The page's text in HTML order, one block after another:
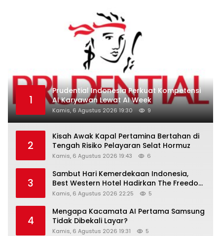
1
Prudential Indonesia Perkuat Kompetensi
AI Karyawan Lewat AI Week
Kamis, 6 Agustus 2026 19:30 9
2
Kisah Awak Kapal Pertamina Bertahan di
Tengah Risiko Pelayaran Selat Hormuz
Kamis, 6 Agustus 2026 19:43 6
3
Sambut Hari Kemerdekaan Indonesia,
Best Western Hotel Hadirkan The Freedom
Stay Diskon Hingga 45%
Kamis, 6 Agustus 2026 22:25 5
4
Mengapa Kacamata AI Pertama Samsung
Tidak Dibekali Layar?
Kamis, 6 Agustus 2026 19:31 5